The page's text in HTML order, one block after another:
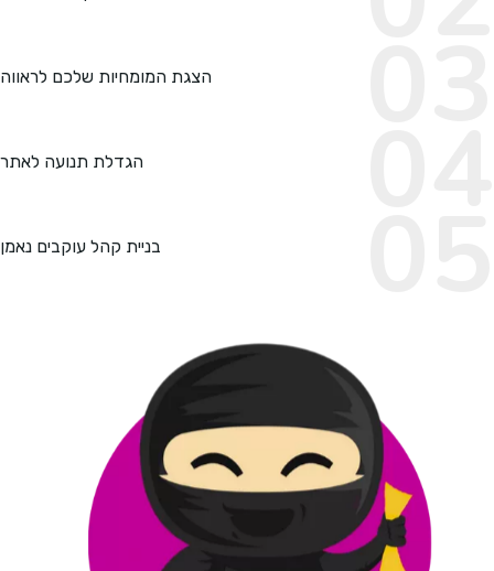
הצגת המומחיות שלכם לראווה
הגדלת תנועה לאתר
בניית קהל עוקבים נאמן